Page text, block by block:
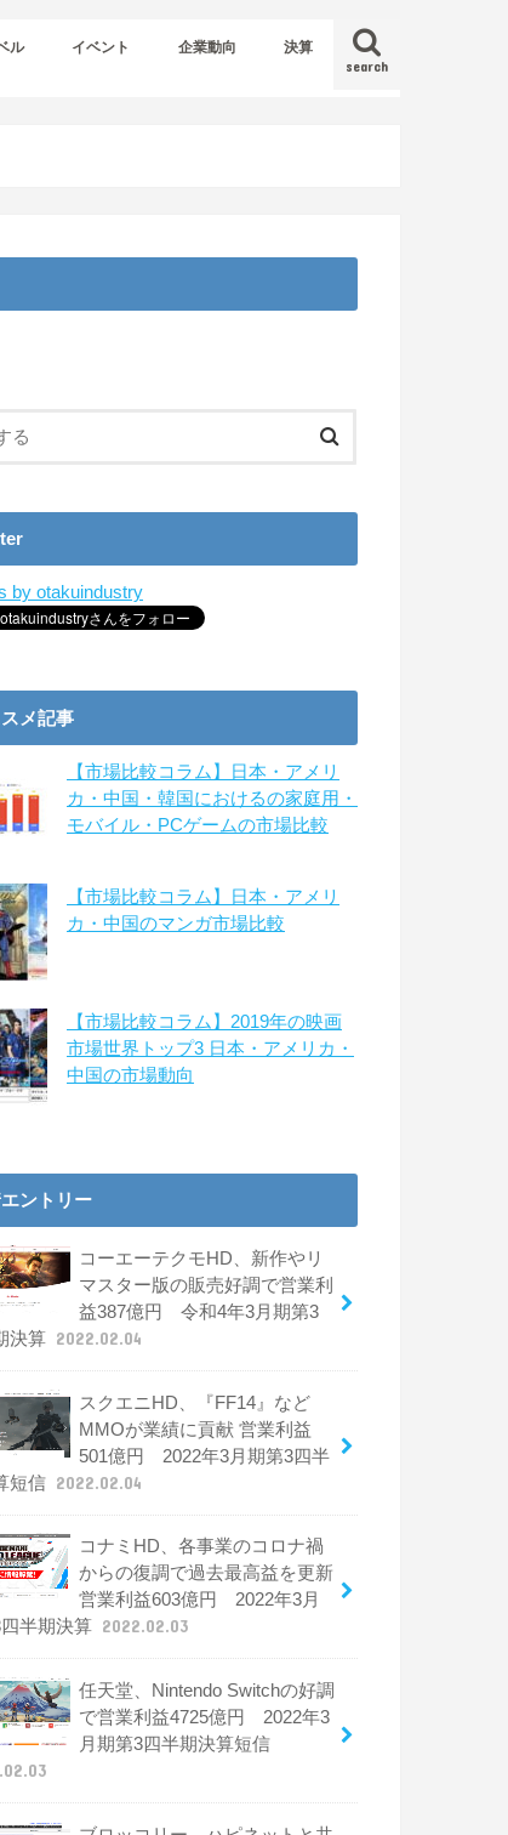
search
ル イベント 企業動向 決算
by otakuindustry
メ記事
【市場比較コラム】日本・アメリ
カ・中国・韓国におけるの家庭用・
モバイル・PCゲームの市場比較
【市場比較コラム】日本・アメリ
カ・中国のマンガ市場比較
【市場比較コラム】2019年の映画
市場世界トップ3 日本・アメリカ・
中国の市場動向
ントリー
コーエーテクモHD、新作やリ
マスター版の販売好調で営業利
益387億円 令和4年3月期第3
決算 2022.02.04
スクエニHD、『FF14』など
MMOが業績に貢献 営業利益
501億円 2022年3月期第3四半
短信 2022.02.04
コナミHD、各事業のコロナ禍
からの復調で過去最高益を更新
営業利益603億円 2022年3月
半期決算 2022.02.03
任天堂、Nintendo Switchの好調
で営業利益4725億円 2022年3
月期第3四半期決算短信